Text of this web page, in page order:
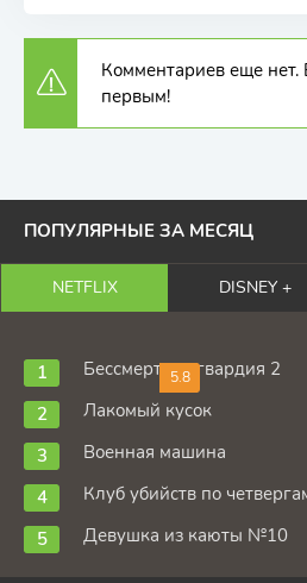
Комментариев еще нет.
первым!
ПОПУЛЯРНЫЕ ЗА МЕСЯЦ
NETFLIX DISNEY +
5.8
Бессмертная гвардия 2
Лакомый кусок
Военная машина
Клуб убийств по
Девушка из каюты №10